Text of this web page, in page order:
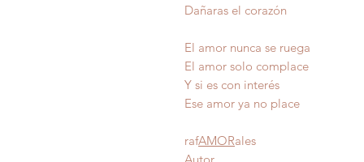
Dañaras el corazón
El amor nunca se ruega
El amor solo complace
Y si es con interés
Ese amor ya no
rafAMORales